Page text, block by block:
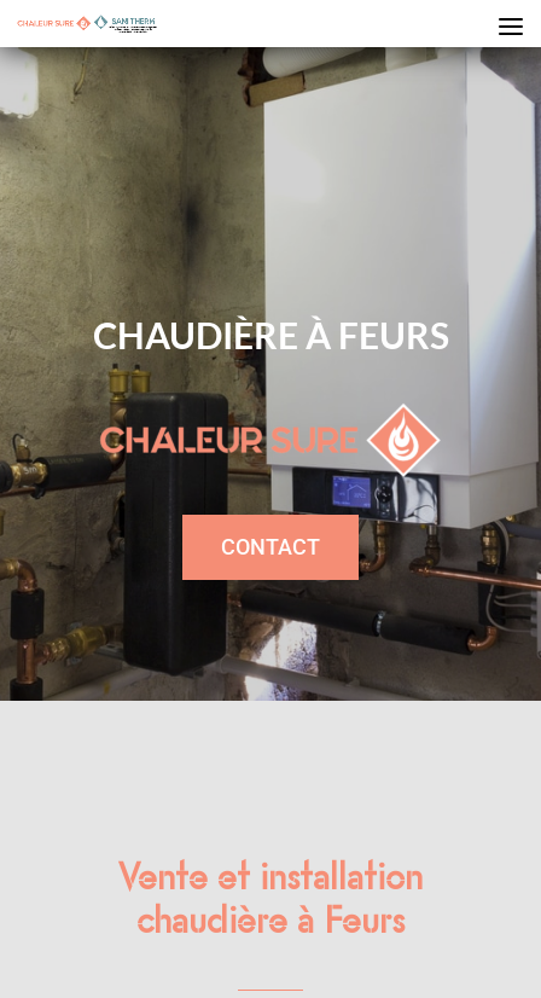
CHAUDIÈRE À FEURS
CONTACT
Vente et installation
chaudière à Feurs